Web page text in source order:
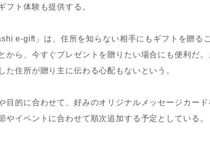
フト体験も提供する。
e-gift」は、住所を知らない相手にもギフトを贈る
から、今すぐプレゼントを贈りたい場合にも便利だ
た住所が贈り主に伝わる心配もないという。
目的に合わせて、好みのオリジナルメッセージカー
やイベントに合わせて順次追加する予定としている。